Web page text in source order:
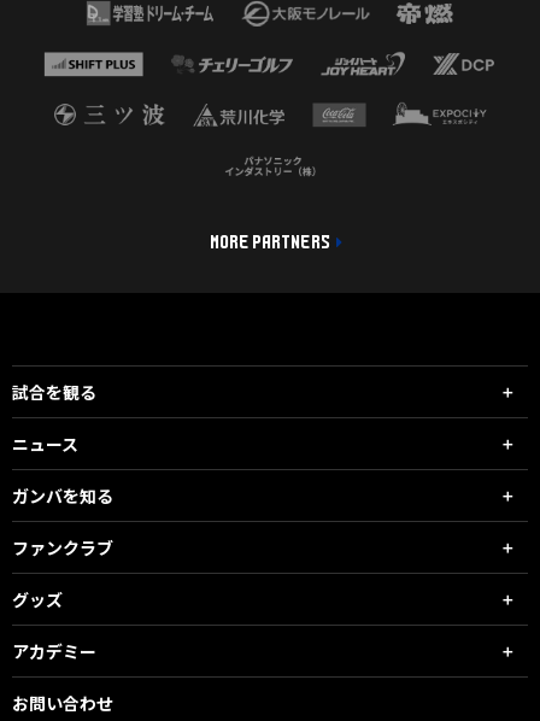
MORE PARTNERS
試合を観る
ニュース
ガンバを知る
ファンクラブ
グッズ
アカデミー
お問い合わせ